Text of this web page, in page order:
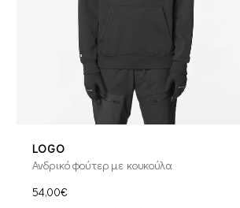
LOGO
Ανδρικό φούτερ με κουκούλα
54,00€